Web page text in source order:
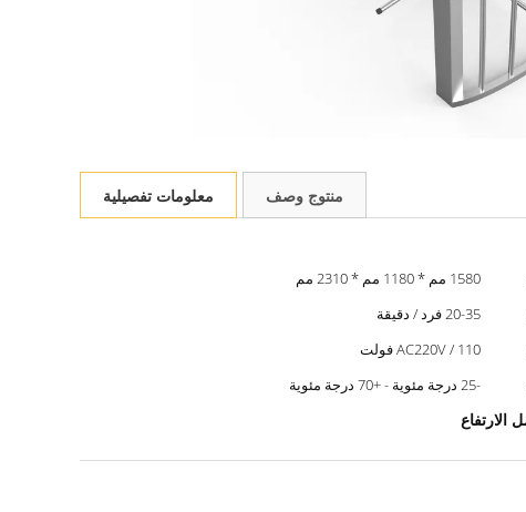
معلومات تفصيلية منتوج وصف
1580 مم * 1180 مم * 2310 مم
20-35 فرد / دقيقة
AC220V / 110 فولت
-25 درجة مئوية - +70 درجة مئوية